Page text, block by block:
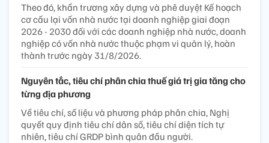
Theo đó, khẩn trương xây dựng và phê duyệt Kế hoạch
cơ cấu lại vốn nhà nước tại doanh nghiệp giai đoạn
2026 - 2030 đối với các doanh nghiệp nhà nước, doanh
nghiệp có vốn nhà nước thuộc phạm vi quản lý, hoàn
thành trước ngày 31/8/2026.
Nguyên tắc, tiêu chí phân chia thuế giá trị gia tăng cho
từng địa phương
Về tiêu chí, số liệu và phương pháp phân chia, Nghị
quyết quy định tiêu chí dân số, tiêu chí diện tích tự
nhiên, tiêu chí GRDP bình quân đầu người.